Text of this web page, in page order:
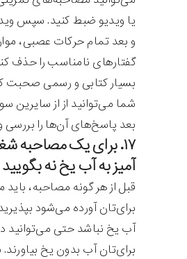
یا ویدیو ضبط کنید. سپس
و بعد تمام حرکات عصبی،
گفتارهای نامناسب را حذف
بسیار کتابی و رسمی صحبت
شما می‌توانید از از سایرین
بعد پاسخ‌های آن‌ها را بررسی و
۱۷. برای یک مصاحبه
آمیز به آب یخ نه بگویید
قبل از هر گونه مصاحبه، باید
برای‌تان آورده می‌شود
آب یخ نباشد حتی می‌توانید
برای‌تان آب بدون یخ بیاورند.